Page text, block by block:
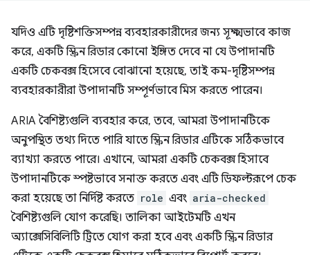
যদিও এটি দৃষ্টিশক্তিসম্পন্ন ব্যবহারকারীদের জন্য সূক্ষ্মভাবে কাজ
করে, একটি স্ক্রিন রিডার কোনো ইঙ্গিত দেবে না যে উপাদানটি
একটি চেকবক্স হিসেবে বোঝানো হয়েছে, তাই কম-দৃষ্টিসম্পন্ন
ব্যবহারকারীরা উপাদানটি সম্পূর্ণভাবে মিস করতে পারেন।
ARIA বৈশিষ্ট্যগুলি ব্যবহার করে, তবে, আমরা উপাদানটিকে
অনুপস্থিত তথ্য দিতে পারি যাতে স্ক্রিন রিডার এটিকে সঠিকভাবে
ব্যাখ্যা করতে পারে। এখানে, আমরা একটি চেকবক্স হিসাবে
উপাদানটিকে স্পষ্টভাবে সনাক্ত করতে এবং এটি ডিফল্টরূপে চেক
করা হয়েছে তা নির্দিষ্ট করতে role এবং aria-checked
বৈশিষ্ট্যগুলি যোগ করেছি। তালিকা আইটেমটি এখন
অ্যাক্সেসিবিলিটি ট্রিতে যোগ করা হবে এবং একটি স্ক্রিন রিডার